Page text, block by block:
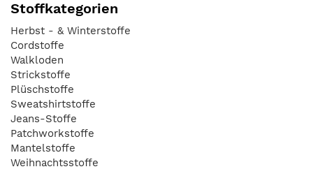
Stoffkategorien
Herbst - & Winterstoffe
Cordstoffe
Walkloden
Strickstoffe
Plüschstoffe
Sweatshirtstoffe
Jeans-Stoffe
Patchworkstoffe
Mantelstoffe
Weihnachtsstoffe